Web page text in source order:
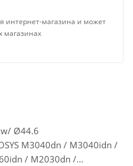
интернет-магазина и может
магазинах
Ø44.6
M3040dn / M3040idn /
/ M2030dn /